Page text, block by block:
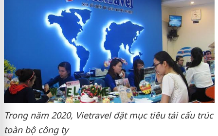
Trong năm 2020, Vietravel đặt mục tiêu tái cấu trúc
toàn bộ công ty